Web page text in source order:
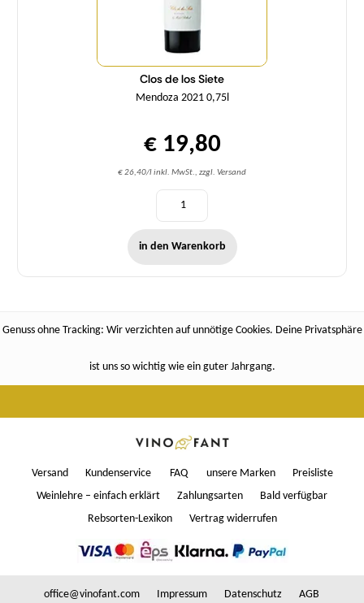
Clos de los Siete
Mendoza 2021 0,75l
€ 19,80
€ 26,40/l inkl. MwSt., zzgl. Versand
in den Warenkorb
Genuss ohne Tracking: Wir verzichten auf unnötige Cookies. Deine Privatsphäre
ist uns so wichtig wie ein guter Jahrgang.
Versand Kundenservice FAQ unsere Marken
Preisliste
Weinlehre – einfach erklärt
Zahlungsarten
Bald verfügbar
Rebsorten-Lexikon
Vertrag widerrufen
office@vinofant.com Impressum Datenschutz AGB